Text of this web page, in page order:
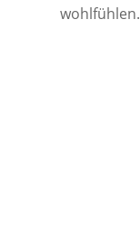
wohlfühlen.